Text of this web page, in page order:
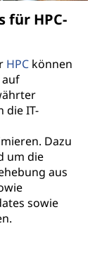
für HPC-
HPC können
auf
die IT-
Dazu
um die
aus
sowie